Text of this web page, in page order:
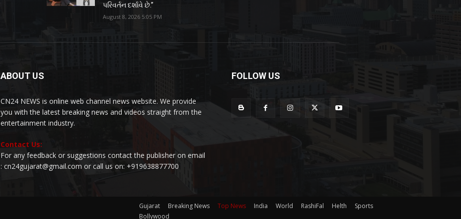
પરિવર્તન દર્શાવે છે.”
August 8, 2026 5:05 PM
ABOUT US
CN24 NEWS is online web channel news website. We provide
you with the latest breaking news and videos straight from the
entertainment industry.
Contact Us:
For any feedback or suggestions contact the publisher on email
: cn24gujarat@gmail.com or call us on: +919638877700
FOLLOW US
Gujarat Breaking News Top News India World RashiFal Helth
Sports
Bollywood